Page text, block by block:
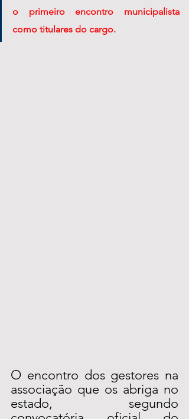
o primeiro encontro municipalista
como titulares do cargo.
O encontro dos gestores na
associação que os abriga no
estado, segundo